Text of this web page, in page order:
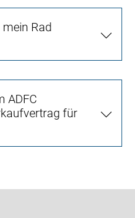
Rad
ADFC
für